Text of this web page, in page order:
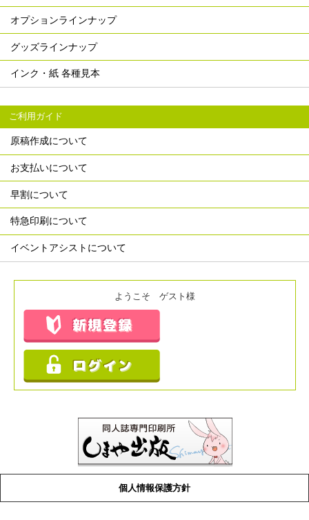
オプションラインナップ
グッズラインナップ
インク・紙 各種見本
ご利用ガイド
原稿作成について
お支払いについて
早割について
特急印刷について
イベントアシストについて
ようこそ ゲスト様
個人情報保護方針